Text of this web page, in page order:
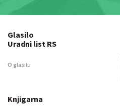
Glasilo
Uradni list RS
O glasilu
Knjigarna